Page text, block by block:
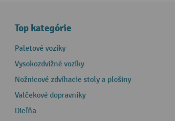
Top kategórie
Paletové vozíky
Vysokozdvižné vozíky
Nožnicové zdvíhacie stoly a plošiny
Valčekové dopravníky
Dieľňa